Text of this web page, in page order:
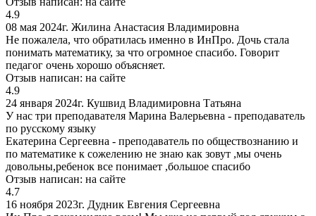
4.9
08 мая 2024г. Жилина Анастасия Владимировна
Не пожалела, что обратилась именно в ИнПро. Дочь стала
понимать математику, за что огромное спасибо. Говорит
педагог очень хорошо объясняет.
Отзыв написан: на сайте
4.9
24 января 2024г. Кушвид Владимировна Татьяна
У нас три преподавателя Марина Валерьевна - преподаватель
по русскому языку
Екатерина Сергеевна - преподаватель по обществознанию и
по математике к сожелению не знаю как зовут ,мы очень
довольны,ребенок все понимает ,большое спасибо
Отзыв написан: на сайте
4.7
16 ноября 2023г. Дудник Евгения Сергеевна